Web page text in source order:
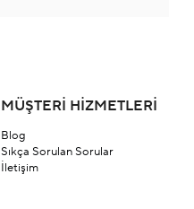
MÜŞTERİ HİZMETLERİ
Blog
Sıkça Sorulan Sorular
İletişim